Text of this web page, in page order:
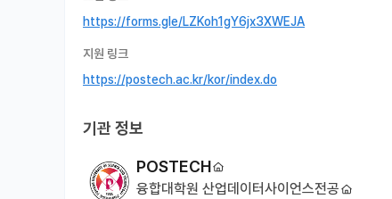
https://forms.gle/LZKoh1gY6jx3XWEJA
지원 링크
https://postech.ac.kr/kor/index.do
기관 정보
POSTECH
융합대학원 산업데이터사이언스전공